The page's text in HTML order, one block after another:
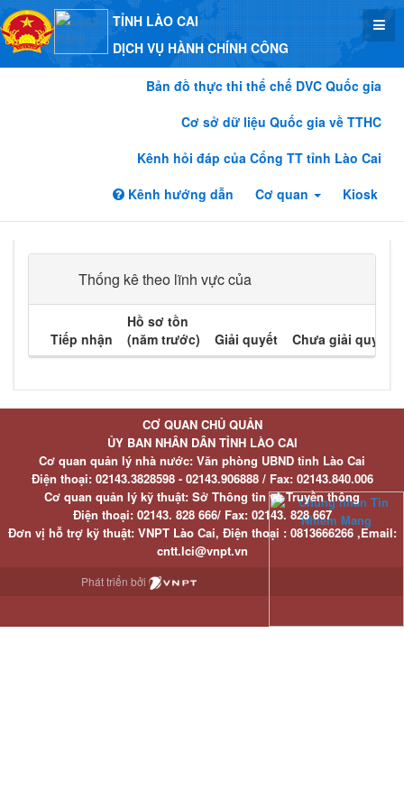
TỈNH LÀO CAI
DỊCH VỤ HÀNH CHÍNH CÔNG
Bản đồ thực thi thể chế DVC Quốc gia
Cơ sở dữ liệu Quốc gia về TTHC
Kênh hỏi đáp của Cổng TT tỉnh Lào Cai
Kênh hướng dẫn
Cơ quan Kiosk
Thống kê theo lĩnh vực của
Tiếp nhận
Hồ sơ tồn
(năm trước)
Giải quyết Chưa giải quyết
CƠ QUAN CHỦ QUẢN
ỦY BAN NHÂN DÂN TỈNH LÀO CAI
Cơ quan quản lý nhà nước: Văn phòng UBND tỉnh Lào Cai
Điện thoại:02143.3828598 - 02143.906888 / Fax:02143.840.006
Cơ quan quản lý kỹ thuật: Sở Thông tin và Truyền thông
Điện thoại:02143. 828 666/ Fax:02143. 828 667
Đơn vị hỗ trợ kỹ thuật: VNPT Lào Cai, Điện thoại : 0813666266 ,Email:
cntt.lci@vnpt.vn
Phát triển bởi